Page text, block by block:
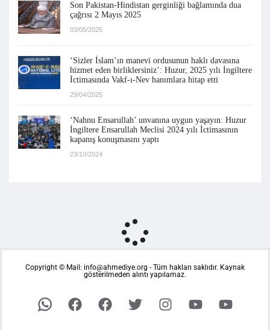
Son Pakistan-Hindistan gerginliği bağlamında dua
çağrısı 2 Mayıs 2025
03/05/2025
‘Sizler İslam’ın manevi ordusunun haklı davasına
hizmet eden birliklersiniz’: Huzur, 2025 yılı İngiltere
İctimasında Vakf-ı-Nev hanımlara hitap etti
29/04/2025
‘Nahnu Ensarullah’ unvanına uygun yaşayın: Huzur
İngiltere Ensarullah Meclisi 2024 yılı İctimasının
kapanış konuşmasını yaptı
23/10/2024
Copyright © Mail: info@ahmediye.org - Tüm hakları saklıdır. Kaynak
gösterilmeden alıntı yapılamaz.